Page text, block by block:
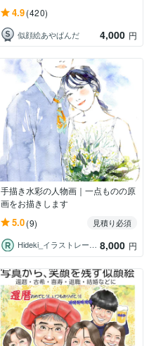
4.9(420)
似顔絵あやぱんだ 4,000 円
手描き水彩の人物画｜一点ものの原
画をお描きします
5.0(9)
見積り必須
Hideki_イラストレーター 8,000 円